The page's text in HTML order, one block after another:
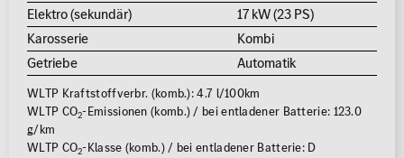
Elektro (sekundär)
17 kW (23 PS)
Karosserie
Kombi
Getriebe
Automatik
WLTP Kraftstoffverbr. (komb.): 4.7 l/100km
WLTP CO2-Emissionen (komb.) / bei entladener Batterie: 123.0
g/km
WLTP CO2-Klasse (komb.) / bei entladener Batterie: D